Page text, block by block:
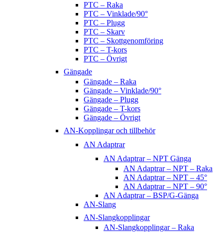
PTC – Raka
PTC – Vinklade/90°
PTC – Plugg
PTC – Skarv
PTC – Skottgenomföring
PTC – T-kors
PTC – Övrigt
Gängade
Gängade – Raka
Gängade – Vinklade/90°
Gängade – Plugg
Gängade – T-kors
Gängade – Övrigt
AN-Kopplingar och tillbehör
AN Adaptrar
AN Adaptrar – NPT Gänga
AN Adaptrar – NPT – Raka
AN Adaptrar – NPT – 45°
AN Adaptrar – NPT – 90°
AN Adaptrar – BSP/G-Gänga
AN-Slang
AN-Slangkopplingar
AN-Slangkopplingar – Raka